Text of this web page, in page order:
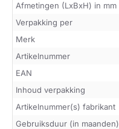
Afmetingen (LxBxH) in mm
Verpakking per
Merk
Artikelnummer
EAN
Inhoud verpakking
Artikelnummer(s) fabrikant
Gebruiksduur (in maanden)